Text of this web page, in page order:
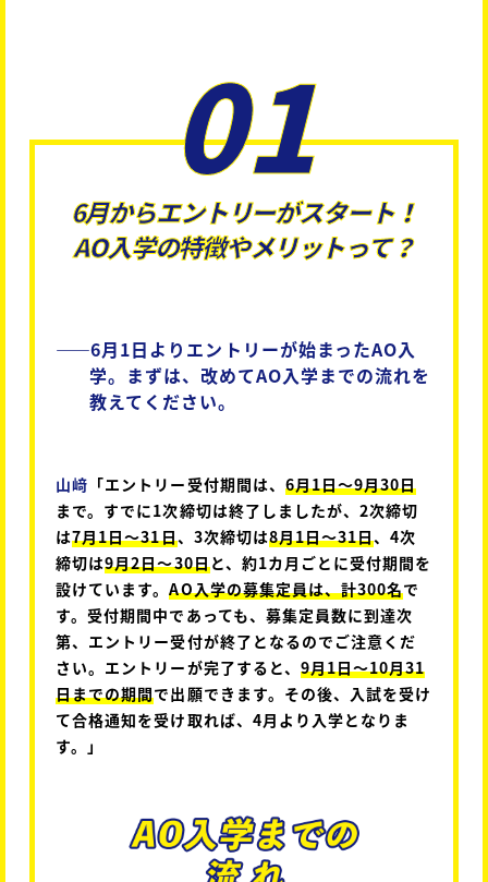
01
6月からエントリーがスタート！
AO入学の特徴やメリットって？
――6月1日よりエントリーが始まったAO入
学。まずは、改めてAO入学までの流れを
教えてください。
山﨑 「エントリー受付期間は、 6月1日～9月30日
まで。すでに1次締切は終了しましたが、2次締切
は7月1日～31日、3次締切は8月1日～31日、4次
締切は9月2日～30日と、約1カ月ごとに受付期間を
設けています。AO入学の募集定員は、計300名で
す。受付期間中であっても、募集定員数に到達次
第、エントリー受付が終了となるのでご注意くだ
さい。エントリーが完了すると、 9月1日～10月31
日までの期間で出願できます。その後、入試を受け
て合格通知を受け取れば、4月より入学となりま
す。」